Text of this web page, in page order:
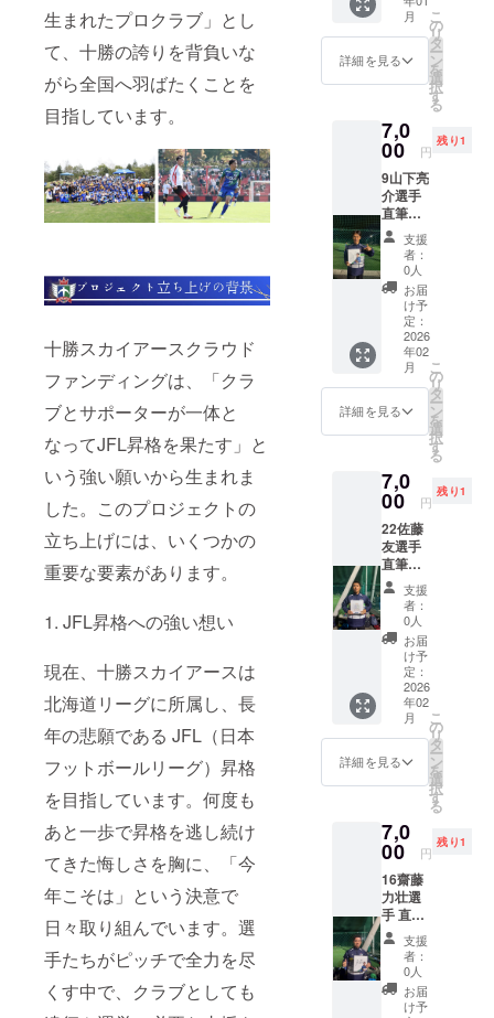
生まれたプロクラブ」とし
て、十勝の誇りを背負いな
がら全国へ羽ばたくことを
目指しています。
十勝スカイアースクラウド
ファンディングは、「クラ
ブとサポーターが一体と
なってJFL昇格を果たす」と
いう強い願いから生まれま
した。このプロジェクトの
立ち上げには、いくつかの
重要な要素があります。
1. JFL昇格への強い想い
現在、十勝スカイアースは
北海道リーグに所属し、長
年の悲願である JFL（日本
フットボールリーグ）昇格
を目指しています。何度も
あと一歩で昇格を逃し続け
てきた悔しさを胸に、「今
年こそは」という決意で
日々取り組んでいます。選
手たちがピッチで全力を尽
くす中で、クラブとしても
援した
い方に
ぴった
りの特
別セッ
なたの
推し選
手の限
定シー
ルと、
直筆サ
イン入
り色紙
をセッ
トでお
届けし
ます。
シール
はコレ
クショ
ンにも
最適。
クに飾
れば、
いつで
も選手
の存在
を感じ
られる
一枚で
す。 こ
の機会
に、あ
なたの
応援す
る選手
の想い
を手に
してく
ご希望
の選手
名を必
ずご入
力くだ
さい。
（例：
#10 山
川選
手） ※
色紙は
月
詳細を見る
こ
の
リ
タ
ー
ン
を
選
択
す
る
7,0
00 円
残り1
9山下亮
介選手
直筆サ
イン色
紙+エン
ブレム
マグ
ネット
コース
十勝ス
カイ
アース
【山下
選手】
の直筆
サイン
紙をお
届けし
ます！
ここで
しか手
に入ら
ない特
別な一
枚で
す。 サ
インは
選手本
人が丁
寧に書
き上げ
ます。
マグ
スの象
徴であ
るクラ
ブエン
ブレム
をモ
チーフ
にした
オリジ
ナルマ
グネッ
支援
者：
0人
お届
け予
定：
2026
年02
月
詳細を見る
こ
の
リ
タ
ー
ン
を
選
択
す
る
7,0
00 円
残り1
22佐藤
友選手
直筆サ
イン色
紙+エン
ブレム
マグ
ネット
コース
十勝ス
カイ
アース
【佐藤
選手】
の直筆
サイン
紙をお
届けし
ます！
ここで
しか手
に入ら
ない特
別な一
枚で
す。 サ
インは
支援
者：
0人
お届
け予
定：
2026
年02
月
詳細を見る
こ
の
リ
タ
ー
ン
を
選
択
す
る
7,0
00 円
残り1
16齋藤
力壮選
手 直筆
サイン
色紙+エ
ンブレ
ムマグ
ネット
支援
者：
0人
お届
け予